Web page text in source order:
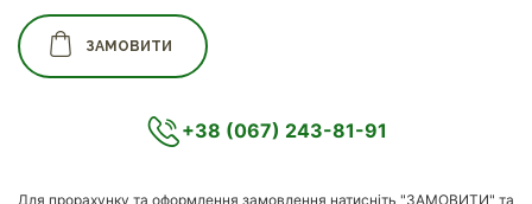
ЗАМОВИТИ
+38 (067) 243-81-91
Для прорахунку та оформлення замовлення натисніть "ЗАМОВИТИ" та